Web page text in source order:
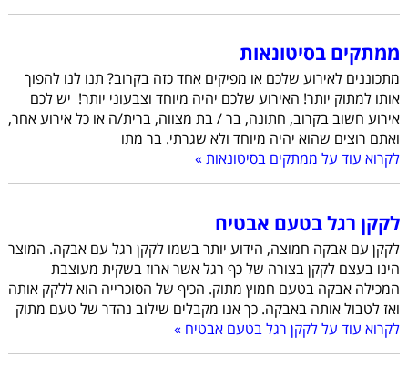
ממתקים בסיטונאות
מתכוננים לאירוע שלכם או מפיקים אחד כזה בקרוב? תנו לנו להפוך
אותו למתוק יותר! האירוע שלכם יהיה מיוחד וצבעוני יותר! יש לכם
אירוע חשוב בקרוב, חתונה, בר / בת מצווה, ברית/ה או כל אירוע אחר,
ואתם רוצים שהוא יהיה מיוחד ולא שגרתי. בר מתו
לקרוא עוד על ממתקים בסיטונאות »
לקקן רגל בטעם אבטיח
לקקן עם אבקה חמוצה, הידוע יותר בשמו לקקן רגל עם אבקה. המוצר
הינו בעצם לקקן בצורה של כף רגל אשר ארוז בשקית מעוצבת
המכילה אבקה בטעם חמוץ מתוק. הכיף של הסוכרייה הוא ללקק אותה
ואז לטבול אותה באבקה. כך אנו מקבלים שילוב נהדר של טעם מתוק
לקרוא עוד על לקקן רגל בטעם אבטיח »